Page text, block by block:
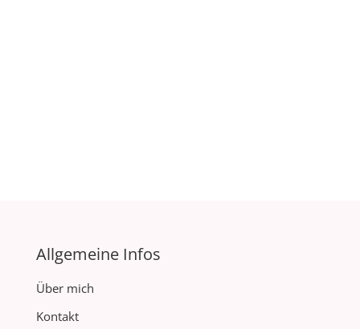
Allgemeine Infos
Über mich
Kontakt